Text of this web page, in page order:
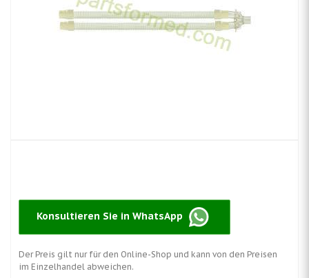
Konsultieren Sie in WhatsApp
Der Preis gilt nur für den Online-Shop und kann von den Preisen
im Einzelhandel abweichen.